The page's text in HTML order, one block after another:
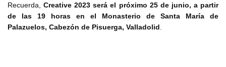
Recuerda,
Creative 2023 será el próximo 25 de junio, a partir
de las 19 horas en el Monasterio de Santa María de
Palazuelos, Cabezón de Pisuerga, Valladolid